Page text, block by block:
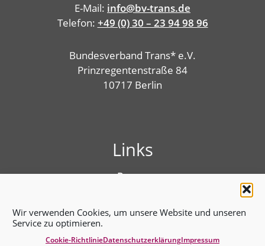
Wir verwenden Cookies, um unsere Website und unseren
Service zu optimieren.
Cookie-RichtlinieDatenschutz­erklärungImpressum
E-Mail: info@bv-trans.de
Telefon: +49 (0) 30 – 23 94 98 96
Bundesverband Trans* e.V.
Prinzregentenstraße 84
10717 Berlin
Links
Presse
Benutzungshinweise
Erklärung zur Barrierefreiheit